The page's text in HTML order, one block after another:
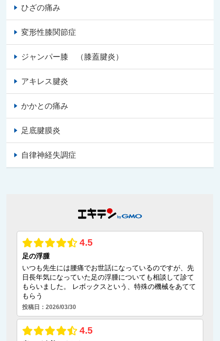
ひざの痛み
変形性膝関節症
ジャンパー膝 （膝蓋腱炎）
アキレス腱炎
かかとの痛み
足底腱膜炎
自律神経失調症